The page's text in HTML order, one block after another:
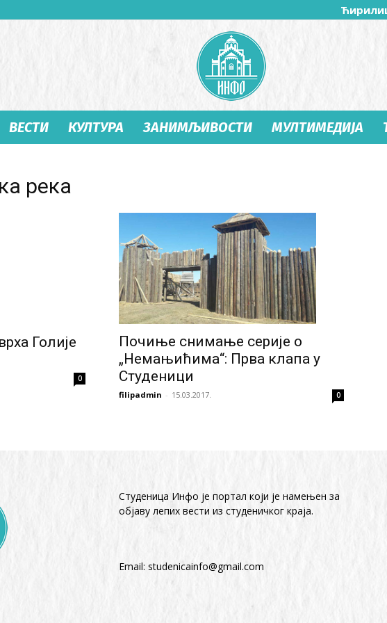
Студеница
Инфо
ВЕСТИ КУЛТУРА ЗАНИМЉИВОСТИ МУЛТИМЕДИЈА
река
Голије
0
Почиње снимање серије о
„Немањићима“: Прва клапа у
Студеници
filipadmin - 15.03.2017. 0
Студеница Инфо је портал који је намењен за
објaву лепих вести из студеничког краја.
Email: studenicainfo@gmail.com